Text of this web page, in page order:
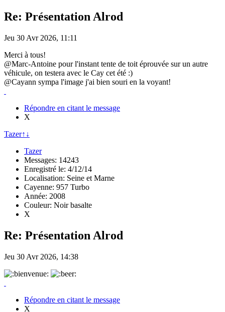
Re: Présentation Alrod
Jeu 30 Avr 2026, 11:11
Merci à tous!
@Marc-Antoine pour l'instant tente de toit éprouvée sur un autre
véhicule, on testera avec le Cay cet été :)
@Cayann sympa l'image j'ai bien souri en la voyant!
Répondre en citant le message
X
Tazer↑ ↓
Tazer
Messages: 14243
Enregistré le: 4/12/14
Localisation: Seine et Marne
Cayenne: 957 Turbo
Année: 2008
Couleur: Noir basalte
X
Re: Présentation Alrod
Jeu 30 Avr 2026, 14:38
Répondre en citant le message
X